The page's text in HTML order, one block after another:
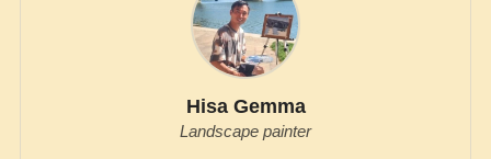
Hisa Gemma
Landscape painter